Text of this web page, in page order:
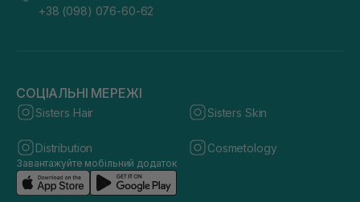
+38 (098) 076-60-62
СОЦІАЛЬНІ МЕРЕЖІ
Sisters Hair Sisters Skin
Distribution Cosmetology
Завантажуйте мобільний додаток